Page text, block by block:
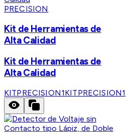
PRECISION
Kit de Herramientas de
Alta Calidad
Kit de Herramientas de
Alta Calidad
KITPRECISION1KITPRECISION1